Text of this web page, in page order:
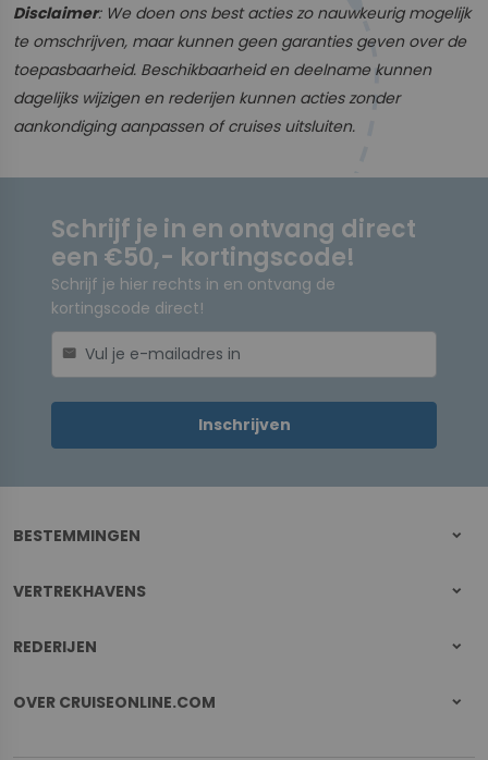
Disclaimer: We doen ons best acties zo nauwkeurig mogelijk
te omschrijven, maar kunnen geen garanties geven over de
toepasbaarheid. Beschikbaarheid en deelname kunnen
dagelijks wijzigen en rederijen kunnen acties zonder
aankondiging aanpassen of cruises uitsluiten.
Schrijf je in en ontvang direct
een €50,- kortingscode!
Schrijf je hier rechts in en ontvang de
kortingscode direct!
mail
Inschrijven
BESTEMMINGEN
VERTREKHAVENS
REDERIJEN
OVER CRUISEONLINE.COM